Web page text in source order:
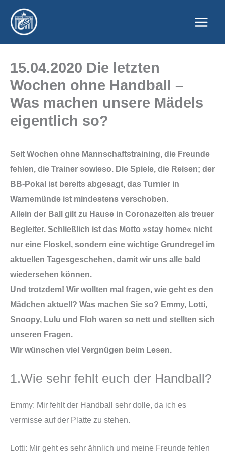
Inhalt
springen
15.04.2020 Die letzten
Wochen ohne Handball –
Was machen unsere Mädels
eigentlich so?
Seit Wochen ohne Mannschaftstraining, die Freunde
fehlen, die Trainer sowieso. Die Spiele, die Reisen; der
BB-Pokal ist bereits abgesagt, das Turnier in
Warnemünde ist mindestens verschoben.
Allein der Ball gilt zu Hause in Coronazeiten als treuer
Begleiter. Schließlich ist das Motto »stay home« nicht
nur eine Floskel, sondern eine wichtige Grundregel im
aktuellen Tagesgeschehen, damit wir uns alle bald
wiedersehen können.
Und trotzdem! Wir wollten mal fragen, wie geht es den
Mädchen aktuell? Was machen Sie so? Emmy, Lotti,
Snoopy, Lulu und Floh waren so nett und stellten sich
unseren Fragen.
Wir wünschen viel Vergnügen beim Lesen.
1.Wie sehr fehlt euch der Handball?
Emmy: Mir fehlt der Handball sehr dolle, da ich es
vermisse auf der Platte zu stehen.
Lotti: Mir geht es sehr ähnlich und meine Freunde fehlen